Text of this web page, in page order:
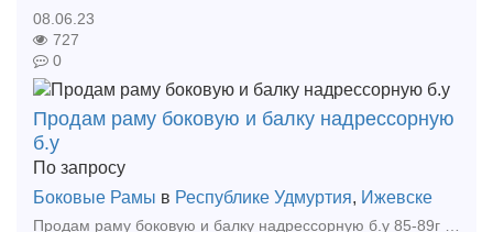
08.06.23
727
0
Продам раму боковую и балку надрессорную
б.у
По запросу
Боковые Рамы в Республике Удмуртия, Ижевске